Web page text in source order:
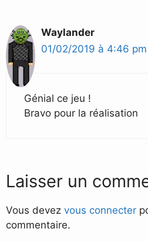
Waylander
01/02/2019 à 4:46 pm
Génial ce jeu !
Bravo pour la réalisation
Laisser un
Vous devez vous connecter
commentaire.